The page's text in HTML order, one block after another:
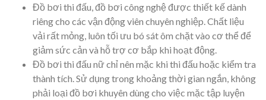
Đồ bơi thi đấu, đồ bơi công nghệ được thiết kế dành
riêng cho các vận động viên chuyên nghiệp. Chất liệu
vải rất mỏng, luôn tối ưu bó sát ôm chặt vào cơ thể để
giảm sức cản và hỗ trợ cơ bắp khi hoạt động.
Đồ bơi thi đấu nữ chỉ nên mặc khi thi đấu hoặc kiểm tra
thành tích. Sử dụng trong khoảng thời gian ngắn, không
phải loại đồ bơi khuyên dùng cho việc mặc tập luyện